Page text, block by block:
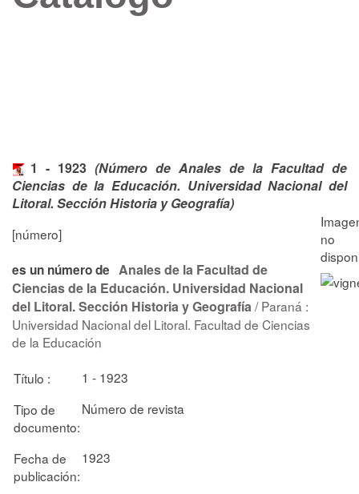
1 - 1923 (Número de Anales de la Facultad de
Ciencias de la Educación. Universidad Nacional del
Litoral. Sección Historia y Geografía)
[número]
es un número de Anales de la Facultad de
Ciencias de la Educación. Universidad Nacional
del Litoral. Sección Historia y Geografía / Paraná :
Universidad Nacional del Litoral. Facultad de Ciencias
de la Educación
Título :
1 - 1923
Tipo de
documento:
Número de revista
Fecha de
publicación:
1923